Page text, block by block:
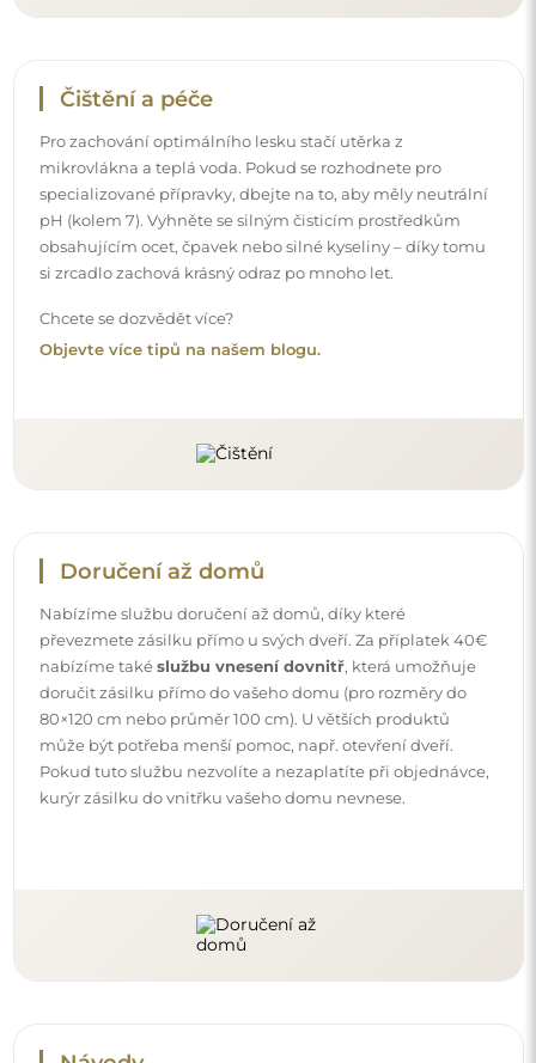
Doručení až domů
Nabízíme službu doručení až domů, díky které
převezmete zásilku přímo u svých dveří. Za příplatek 40€
nabízíme také
službu vnesení dovnitř
, která umožňuje
doručit zásilku přímo do vašeho domu (pro rozměry do
80×120 cm nebo průměr 100 cm). U větších produktů
může být potřeba menší pomoc, např. otevření dveří.
kurýr zásilku do vnitřku vašeho domu nevnese.
Návody
Aby byla montáž a používání našeho zrcadla snadné a
bezstarostné, připravili jsme pro vás podrobné návody.
Najdete v nich všechny kroky nezbytné ke správné
montáži zrcadla, a také rady týkající se jeho péče, čištění a
údržby, abyste se mohli dlouho těšit z jeho bezvadného
vzhledu.
Prohlédněte si návody k montáži a použití.